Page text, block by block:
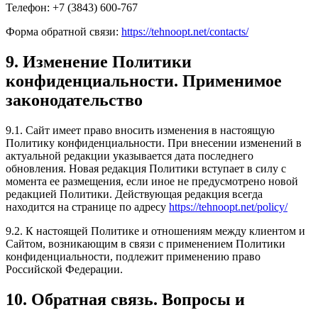
Телефон: +7 (3843) 600-767
Форма обратной связи: https://tehnoopt.net/contacts/
9. Изменение Политики
конфиденциальности. Применимое
законодательство
9.1. Сайт имеет право вносить изменения в настоящую
Политику конфиденциальности. При внесении изменений в
актуальной редакции указывается дата последнего
обновления. Новая редакция Политики вступает в силу с
момента ее размещения, если иное не предусмотрено новой
редакцией Политики. Действующая редакция всегда
находится на странице по адресу https://tehnoopt.net/policy/
9.2. К настоящей Политике и отношениям между клиентом и
Сайтом, возникающим в связи с применением Политики
конфиденциальности, подлежит применению право
Российской Федерации.
10. Обратная связь. Вопросы и